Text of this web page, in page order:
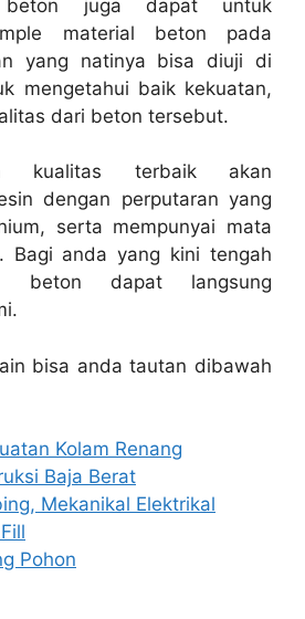
beton juga dapat untuk
material beton pada
yang natinya bisa diuji di
mengetahui baik kekuatan,
dari beton tersebut.
kualitas terbaik akan
dengan perputaran yang
serta mempunyai mata
Bagi anda yang kini tengah
beton dapat langsung
bisa anda tautan dibawah
Kolam Renang
Baja Berat
Mekanikal Elektrikal
Pohon